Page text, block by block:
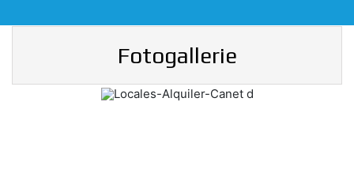
Fotogallerie